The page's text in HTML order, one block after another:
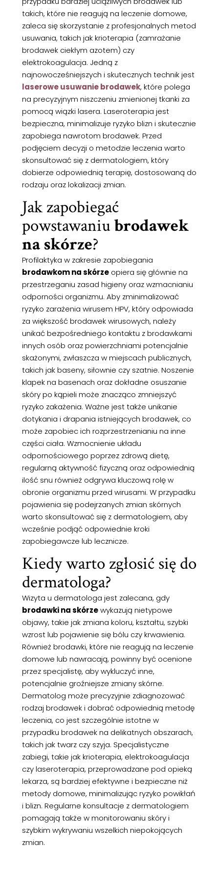
takich, które nie reagują na leczenie domowe,
zaleca się skorzystanie z profesjonalnych metod
usuwania, takich jak krioterapia (zamrażanie
brodawek ciekłym azotem) czy
elektrokoagulacja. Jedną z
najnowocześniejszych i skutecznych technik jest
laserowe usuwanie brodawek, które polega
na precyzyjnym niszczeniu zmienionej tkanki za
pomocą wiązki lasera. Laseroterapia jest
bezpieczna, minimalizuje ryzyko blizn i skutecznie
zapobiega nawrotom brodawek. Przed
podjęciem decyzji o metodzie leczenia warto
skonsultować się z dermatologiem, który
dobierze odpowiednią terapię, dostosowaną do
rodzaju oraz lokalizacji zmian.
Jak zapobiegać
powstawaniubrodawek
na skórze?
Profilaktyka w zakresie zapobiegania
brodawkom na skórzeopiera się głównie na
przestrzeganiu zasad higieny oraz wzmacnianiu
odporności organizmu. Aby zminimalizować
ryzyko zarażenia wirusem HPV, który odpowiada
za większość brodawek wirusowych, należy
unikać bezpośredniego kontaktu z brodawkami
innych osób oraz powierzchniami potencjalnie
skażonymi, zwłaszcza w miejscach publicznych,
takich jak baseny, siłownie czy szatnie. Noszenie
klapek na basenach oraz dokładne osuszanie
skóry po kąpieli może znacząco zmniejszyć
ryzyko zakażenia. Ważne jest także unikanie
dotykania i drapania istniejących brodawek, co
może zapobiec ich rozprzestrzenianiu na inne
części ciała. Wzmocnienie układu
odpornościowego poprzez zdrową dietę,
regularną aktywność fizyczną oraz odpowiednią
ilość snu również odgrywa kluczową rolę w
obronie organizmu przed wirusami. W przypadku
pojawienia się podejrzanych zmian skórnych
warto skonsultować się z dermatologiem, aby
wcześnie podjąć odpowiednie kroki
zapobiegawcze lub lecznicze.
Kiedy warto zgłosić się do
dermatologa?
Wizyta u dermatologa jest zalecana, gdy
brodawki na skórzewykazują nietypowe
objawy, takie jak zmiana koloru, kształtu, szybki
wzrost lub pojawienie się bólu czy krwawienia.
Również brodawki, które nie reagują na leczenie
domowe lub nawracają, powinny być ocenione
przez specjalistę, aby wykluczyć inne,
potencjalnie groźniejsze zmiany skórne.
Dermatolog może precyzyjnie zdiagnozować
rodzaj brodawek i dobrać odpowiednią metodę
leczenia, co jest szczególnie istotne w
przypadku brodawek na delikatnych obszarach,
takich jak twarz czy szyja. Specjalistyczne
zabiegi, takie jak krioterapia, elektrokoagulacja
czy laseroterapia, przeprowadzane pod opieką
lekarza, są bardziej efektywne i bezpieczne niż
metody domowe, minimalizując ryzyko powikłań
i blizn. Regularne konsultacje z dermatologiem
pomagają także w monitorowaniu skóry i
szybkim wykrywaniu wszelkich niepokojących
zmian.